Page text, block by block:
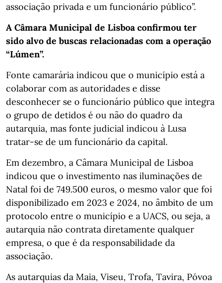
associação privada e um funcionário público”.
A Câmara Municipal de Lisboa confirmou ter
sido alvo de buscas relacionadas com a operação
“Lúmen”.
Fonte camarária indicou que o município está a
colaborar com as autoridades e disse
desconhecer se o funcionário público que integra
o grupo de detidos é ou não do quadro da
autarquia, mas fonte judicial indicou à Lusa
tratar-se de um funcionário da capital.
Em dezembro, a Câmara Municipal de Lisboa
indicou que o investimento nas iluminações de
Natal foi de 749.500 euros, o mesmo valor que foi
disponibilizado em 2023 e 2024, no âmbito de um
protocolo entre o município e a UACS, ou seja, a
autarquia não contrata diretamente qualquer
empresa, o que é da responsabilidade da
associação.
As autarquias da Maia, Viseu, Trofa, Tavira, Póvoa